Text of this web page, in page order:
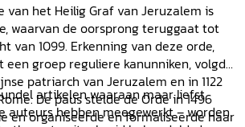
van het Heilig Graf van Jeruzalem is
waarvan de oorsprong teruggaat tot
van 1099. Erkenning van deze orde,
groep reguliere kanunniken, volgde
patriarch van Jeruzalem en in 1122
De paus stelde de Orde in 1496
en organiseerde en formaliseerde haar
artikelen waaraan maar liefst
auteurs hebben meegewerkt – worden